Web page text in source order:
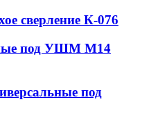
сверление К-076
под УШМ М14
под